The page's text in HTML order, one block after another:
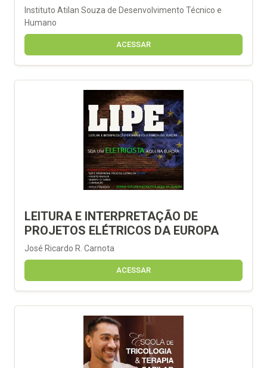
Instituto Atilan Souza de Desenvolvimento Técnico e
Humano
ACESSAR
LEITURA E INTERPRETAÇÃO DE
PROJETOS ELÉTRICOS DA EUROPA
José Ricardo R. Carnota
ACESSAR